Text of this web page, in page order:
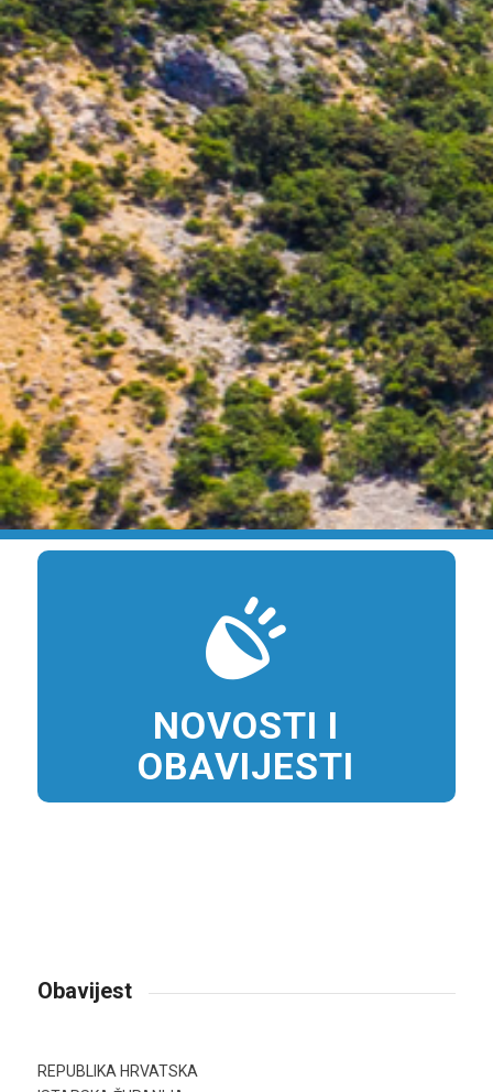
NOVOSTI I
OBAVIJESTI
Obavijest
REPUBLIKA HRVATSKA